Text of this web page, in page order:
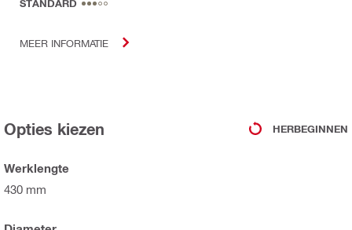
STANDARD
MEER INFORMATIE
Opties kiezen HERBEGINNEN
Werklengte
430 mm